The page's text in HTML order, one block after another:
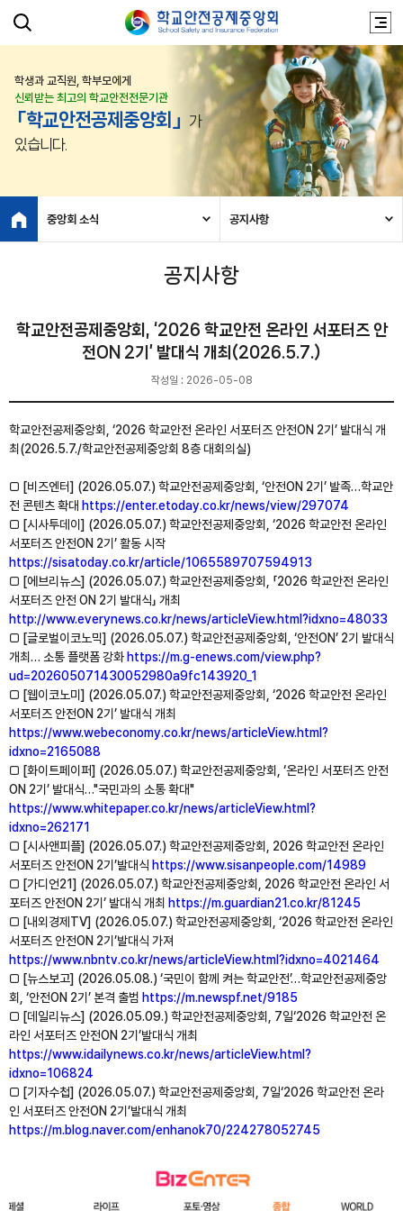
학생과 교직원, 학부모에게
신뢰받는 최고의 학교안전전문기관
「학교안전공제중앙회」
가
있습니다.
중앙회 소식 공지사항
공지사항
학교안전공제중앙회, ‘2026 학교안전 온라인 서포터즈 안
전ON 2기’ 발대식 개최(2026.5.7.)
작성일 : 2026-05-08
학교안전공제중앙회, ‘2026 학교안전 온라인 서포터즈 안전ON 2기’ 발대식 개
최(2026.5.7./학교안전공제중앙회 8층 대회의실)
□ [비즈엔터] (2026.05.07.) 학교안전공제중앙회, ‘안전ON 2기’ 발족…학교안
전 콘텐츠 확대 https://enter.etoday.co.kr/news/view/297074
□ [시사투데이] (2026.05.07.) 학교안전공제중앙회, ‘2026 학교안전 온라인
서포터즈 안전ON 2기’ 활동 시작
https://sisatoday.co.kr/article/1065589707594913
□ [에브리뉴스] (2026.05.07.) 학교안전공제중앙회, 「2026 학교안전 온라인
서포터즈 안전 ON 2기 발대식」 개최
http://www.everynews.co.kr/news/articleView.html?idxno=48033
□ [글로벌이코노믹] (2026.05.07.) 학교안전공제중앙회, ‘안전ON’ 2기 발대식
개최… 소통 플랫폼 강화 https://m.g-enews.com/view.php?
ud=202605071430052980a9fc143920_1
□ [웹이코노미] (2026.05.07.) 학교안전공제중앙회, ‘2026 학교안전 온라인
서포터즈 안전ON 2기’ 발대식 개최
https://www.webeconomy.co.kr/news/articleView.html?
idxno=2165088
□ [화이트페이퍼] (2026.05.07.) 학교안전공제중앙회, ‘온라인 서포터즈 안전
ON 2기’ 발대식…"국민과의 소통 확대"
https://www.whitepaper.co.kr/news/articleView.html?
idxno=262171
□ [시사앤피플] (2026.05.07.) 학교안전공제중앙회, 2026 학교안전 온라인
서포터즈 안전ON 2기’발대식 https://www.sisanpeople.com/14989
□ [가디언21] (2026.05.07.) 학교안전공제중앙회, 2026 학교안전 온라인 서
포터즈 안전ON 2기’ 발대식 개최 https://m.guardian21.co.kr/81245
□ [내외경제TV] (2026.05.07.) 학교안전공제중앙회, ‘2026 학교안전 온라인
서포터즈 안전ON 2기’발대식 가져
https://www.nbntv.co.kr/news/articleView.html?idxno=4021464
□ [뉴스보고] (2026.05.08.) ‘국민이 함께 켜는 학교안전’…학교안전공제중앙
회, ‘안전ON 2기’ 본격 출범 https://m.newspf.net/9185
□ [데일리뉴스] (2026.05.09.) 학교안전공제중앙회, 7일‘2026 학교안전 온
라인 서포터즈 안전ON 2기’발대식 개최
https://www.idailynews.co.kr/news/articleView.html?
idxno=106824
□ [기자수첩] (2026.05.07.) 학교안전공제중앙회, 7일‘2026 학교안전 온라
인 서포터즈 안전ON 2기’발대식 개최
https://m.blog.naver.com/enhanok70/224278052745